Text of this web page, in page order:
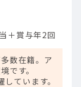
＋賞与年2回
数在籍。ア
です。
ています。